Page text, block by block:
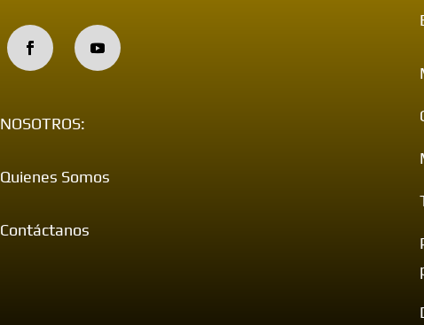
NOSOTROS:
Quienes Somos
Contáctanos